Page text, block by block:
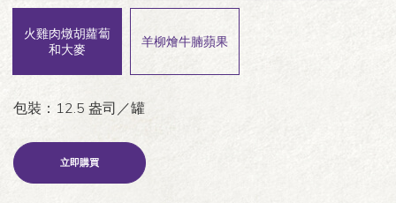
火雞肉燉胡蘿蔔
和大麥
羊柳燴牛腩蘋果
包裝：12.5 盎司／罐
立即購買